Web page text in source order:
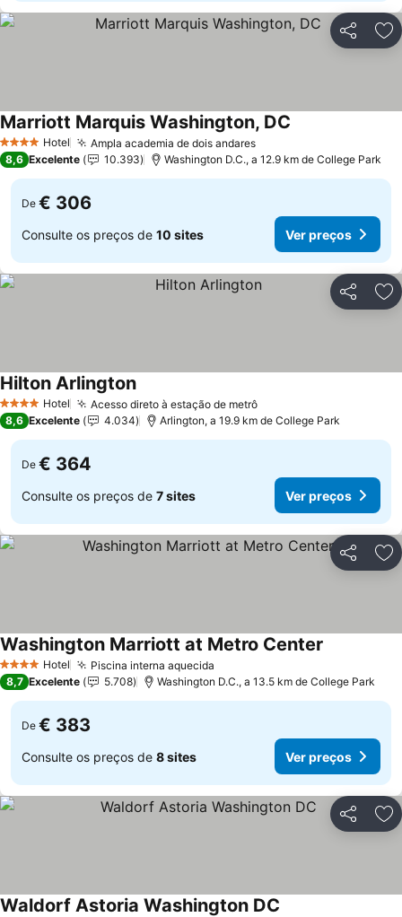
Partilhar
4 EstrelasHotel Ampla academia de dois andaresVer preços
Marriott Marquis Washington, DC
8,6 Excelente 10.393 Washington D.C., a 12.9 km de College Park
De € 306
Consulte os preços de 10 sites Ver preços
Partilhar
4 EstrelasHotel Acesso direto à estação de metrôVer preços
Hilton ArlingtonVer preços
8,6 Excelente 4.034 Arlington, a 19.9 km de College Park
De € 364
Consulte os preços de 7 sites Ver preços
Partilhar
4 EstrelasHotel Piscina interna aquecida
Washington Marriott at Metro Center
8,7 Excelente 5.708 Washington D.C., a 13.5 km de College Park
De € 383
Consulte os preços de 8 sites Ver preços
Partilhar
Waldorf Astoria Washington DC